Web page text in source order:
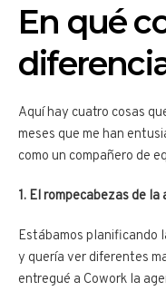
En qué
Aquí hay cuatro cosas
meses que me han
como un compañero de
1. El rompecabezas de
Estábamos planificando
y quería ver diferentes
entregué a Cowork la